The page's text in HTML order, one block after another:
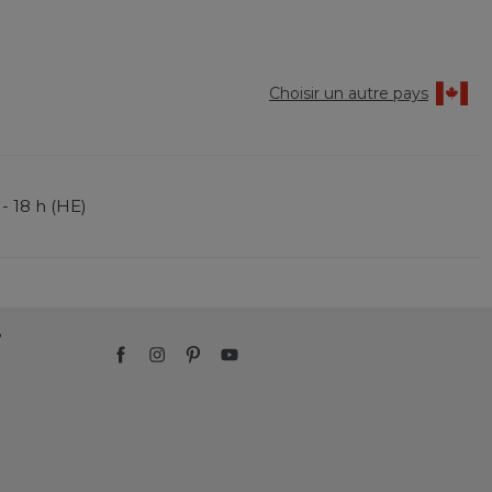
ReviewsReviews
Choisir un autre pays
18 h (HE)